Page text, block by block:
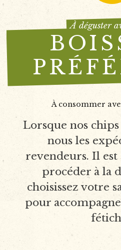
À déguster
À consommer
Lorsque nos
nous les
revendeurs. Il
procéder à la
choisissez votre
pour